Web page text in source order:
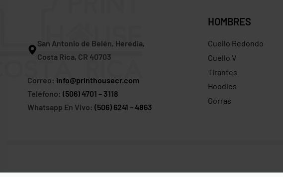
San Antonio de Belén, Heredia,
Costa Rica, CR 40703
Correo: info@printhousecr.com
Teléfono: (506) 4701 – 3118
Whatsapp En Vivo: (506) 6241 – 4863
HOMBRES
Cuello Redondo
Cuello V
Tirantes
Hoodies
Gorras